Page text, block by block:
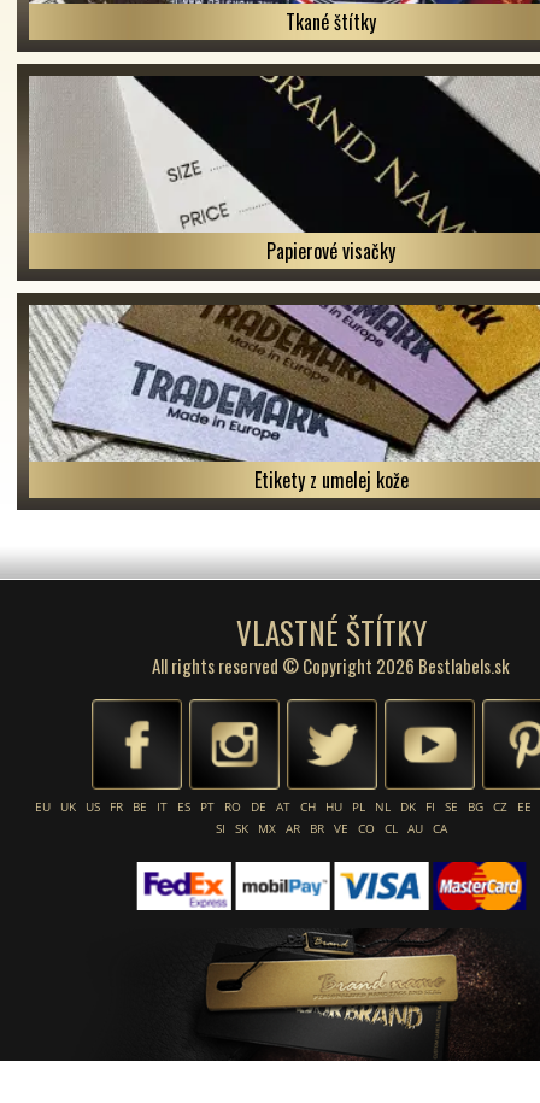
Tkané štítky
Papierové visačky
Etikety z umelej kože
VLASTNÉ ŠTÍTKY
All rights reserved © Copyright 2026 Bestlabels.sk
EU UK US FR BE IT ES PT RO DE AT CH HU PL NL DK FI SE BG CZ
EE
SI
SK MX AR BR VE CO CL AU CA